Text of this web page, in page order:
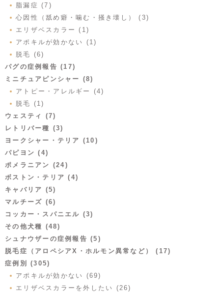
脂漏症 (7)
心因性（舐め癖・噛む・掻き壊し） (3)
エリザベスカラー (1)
アポキルが効かない (1)
脱毛 (6)
パグの症例報告 (17)
ミニチュアピンシャー (8)
アトピー・アレルギー (4)
脱毛 (1)
ウェスティ (7)
レトリバー種 (3)
ヨークシャー・テリア (10)
パピヨン (4)
ポメラニアン (24)
ボストン・テリア (4)
キャバリア (5)
マルチーズ (6)
コッカー・スパニエル (3)
その他犬種 (48)
シュナウザーの症例報告 (5)
脱毛症（アロペシアX・ホルモン異常など） (17)
症例別 (305)
アポキルが効かない (69)
エリザベスカラーを外したい (26)